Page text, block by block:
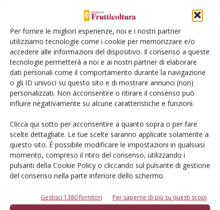
Per fornire le migliori esperienze, noi e i nostri partner
utilizziamo tecnologie come i cookie per memorizzare e/o
accedere alle informazioni del dispositivo. Il consenso a queste
tecnologie permetterà a noi e ai nostri partner di elaborare
dati personali come il comportamento durante la navigazione
o gli ID univoci su questo sito e di mostrare annunci (non)
personalizzati. Non acconsentire o ritirare il consenso può
influire negativamente su alcune caratteristiche e funzioni.
Clicca qui sotto per acconsentire a quanto sopra o per fare
scelte dettagliate. Le tue scelte saranno applicate solamente a
questo sito. È possibile modificare le impostazioni in qualsiasi
momento, compreso il ritiro del consenso, utilizzando i
pulsanti della Cookie Policy o cliccando sul pulsante di gestione
del consenso nella parte inferiore dello schermo.
Gestisci 1380 fornitori Per saperne di più su questi scopi
ARTICOLI ABBONATI 30 Luglio 2026
Mango, intelligenza artificiale
per monitorare la fenologia
Un approccio preliminare per valutare l’adattabilità del mango in
ambiente mediterraneo. L’obiettivo è lo sviluppo e l’addestramento
di un modello per il riconoscimento, mediante immagini di campo,
delle principali fasi fenologiche di diverse cultivar di mango
coltivate in Sicilia, al fine di disporre un dataset uniforme e
confrontabile tra fasi fenologiche, utile a seguirne la risposta
fenologica al microclima delle zone costiere siciliane e ai regimi
termici e idrici stagionali
Di Vincenzo Tarantino et al.-
23 Luglio 2026